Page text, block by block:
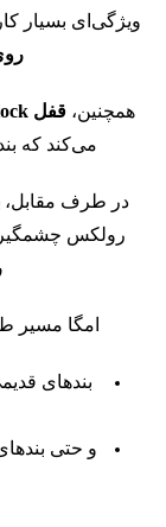
ویژگی‌ای بسیار
همچنین، قفل Flip-lock
می‌کند که
در طرف مقابل،
رولکس
امگا مسیر
بندهای
و حتی